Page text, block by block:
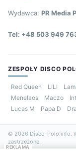
Wydawca: PR Media
Tel: +48 503 949
ZESPOŁY DISCO
Red Queen LILI
Menelaos
Maczo
Lucas M
Papa D
© 2026 Disco-Polo.info.
zastrzeżone.
REKLAMA